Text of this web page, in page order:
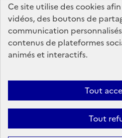
Ce site utilise des cookies
vidéos, des boutons de
communication
contenus de plateformes
animés et interactifs.
Tout
Tout
MINISTÈRE
DE LA CULTURE